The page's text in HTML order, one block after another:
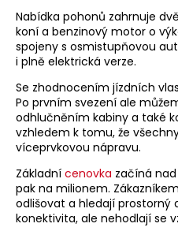
Nabídka pohonů zahrnuje
koní a benzinový motor o
spojeny s osmistupňovou
i plně elektrická verze.
Se zhodnocením jízdních
Po prvním svezení ale
odhlučněním kabiny a také
vzhledem k tomu, že
víceprvkovou nápravu.
Základní cenovka začíná
pak na milionem.
odlišovat a hledají prostorný
konektivita, ale nehodlají se